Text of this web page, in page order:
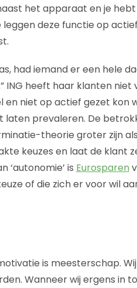
het apparaat en je
deze functie op
had iemand er een hele
ING heeft haar klanten niet
en niet op actief gezet kon
laten prevaleren. De
theorie groter zijn
keuzes en laat de klant
‘autonomie’ is Eurosparen
of die zich er voor wil
is meesterschap.
Wanneer wij ergens in